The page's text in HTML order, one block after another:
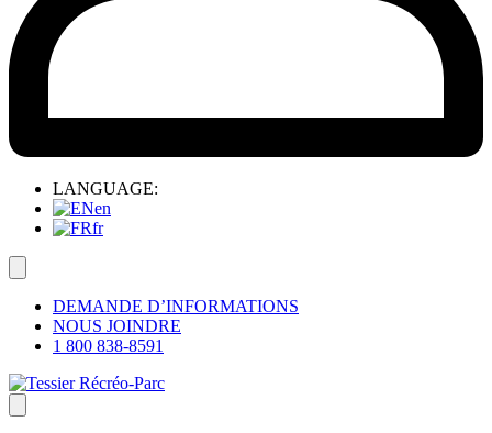
LANGUAGE:
en
fr
DEMANDE D’INFORMATIONS
NOUS JOINDRE
1 800 838-8591